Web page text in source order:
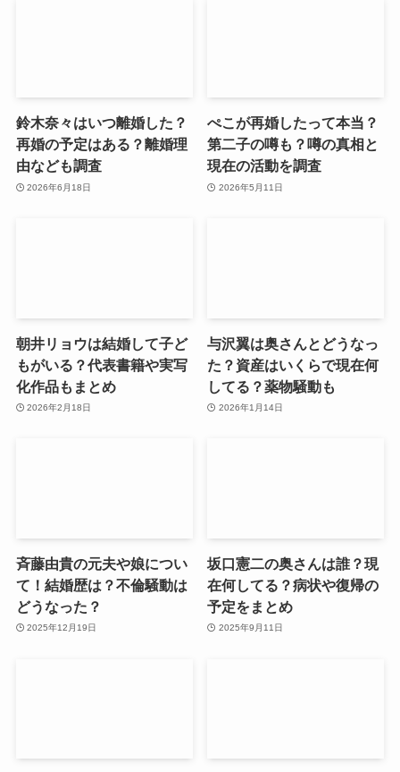
鈴木奈々はいつ離婚した？
再婚の予定はある？離婚理
由なども調査
2026年6月18日
ぺこが再婚したって本当？
第二子の噂も？噂の真相と
現在の活動を調査
2026年5月11日
朝井リョウは結婚して子ど
もがいる？代表書籍や実写
化作品もまとめ
2026年2月18日
与沢翼は奥さんとどうなっ
た？資産はいくらで現在何
してる？薬物騒動も
2026年1月14日
斉藤由貴の元夫や娘につい
て！結婚歴は？不倫騒動は
どうなった？
2025年12月19日
坂口憲二の奥さんは誰？現
在何してる？病状や復帰の
予定をまとめ
2025年9月11日